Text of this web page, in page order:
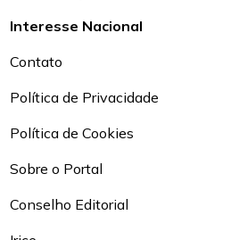
Interesse Nacional
Contato
Política de Privacidade
Política de Cookies
Sobre o Portal
Conselho Editorial